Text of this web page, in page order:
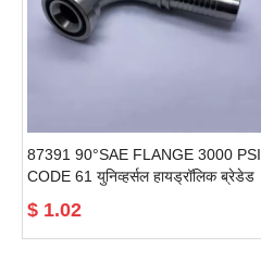
87391 90°SAE FLANGE 3000 PSI
CODE 61 युनिव्हर्सल हायड्रॉलिक ब्रेडेड
$ 1.02